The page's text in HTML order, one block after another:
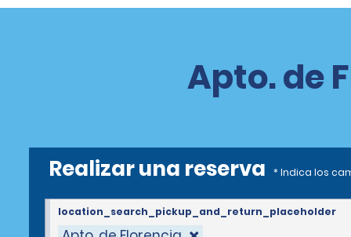
Apto. de
Realizar una reserva * Indica los
location_search_pickup_and_return_placeholder